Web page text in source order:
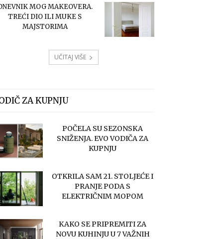
MOG MAKEOVERA.
TREĆI DIO ILI MUKE S
MAJSTORIMA
UČITAJ VIŠE
ZA KUPNJU
POČELA SU SEZONSKA
SNIŽENJA. EVO VODIČA ZA
KUPNJU
OTKRILA SAM 21. STOLJEĆE I
PRANJE PODA S
ELEKTRIČNIM MOPOM
KAKO SE PRIPREMITI ZA
NOVU KUHINJU U 7 VAŽNIH